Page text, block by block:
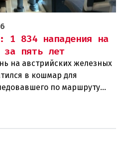
1 834 нападения на
за пять лет
на австрийских железных
в кошмар для
по маршруту
вторник днем, вскоре
из